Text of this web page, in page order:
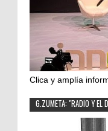
Clica y amplía
G.ZUMETA: "RADIO Y EL